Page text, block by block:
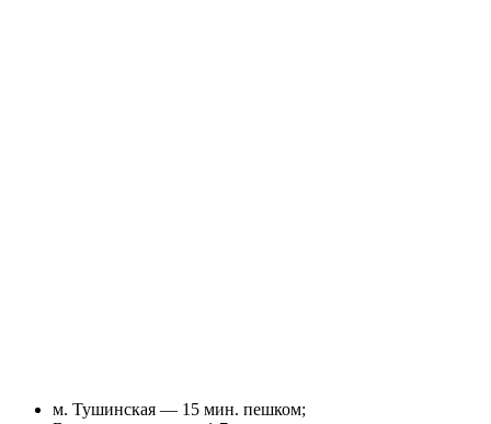
м. Тушинская — 15 мин. пешком;